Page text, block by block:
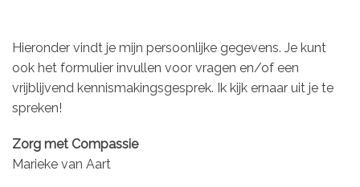
Hieronder vindt je mijn persoonlijke gegevens. Je kunt
ook het formulier invullen voor vragen en/of een
vrijblijvend kennismakingsgesprek. Ik kijk ernaar uit je te
spreken!
Zorg met Compassie
Marieke van Aart